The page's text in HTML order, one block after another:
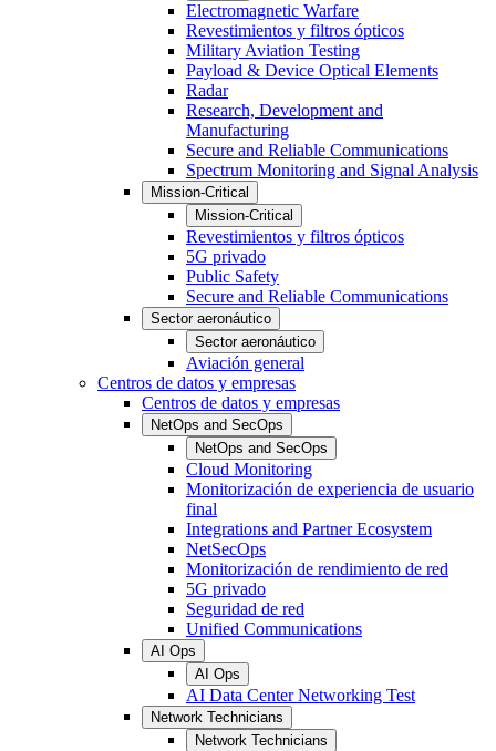
Electromagnetic Warfare
Revestimientos y filtros ópticos
Military Aviation Testing
Payload & Device Optical Elements
Radar
Research, Development and
Manufacturing
Secure and Reliable Communications
Spectrum Monitoring and Signal Analysis
Mission-Critical
Mission-Critical
Revestimientos y filtros ópticos
5G privado
Public Safety
Secure and Reliable Communications
Sector aeronáutico
Sector aeronáutico
Aviación general
Centros de datos y empresas
Centros de datos y empresas
NetOps and SecOps
NetOps and SecOps
Cloud Monitoring
Monitorización de experiencia de usuario
final
Integrations and Partner Ecosystem
NetSecOps
Monitorización de rendimiento de red
5G privado
Seguridad de red
Unified Communications
AI Ops
AI Ops
AI Data Center Networking Test
Network Technicians
Network Technicians